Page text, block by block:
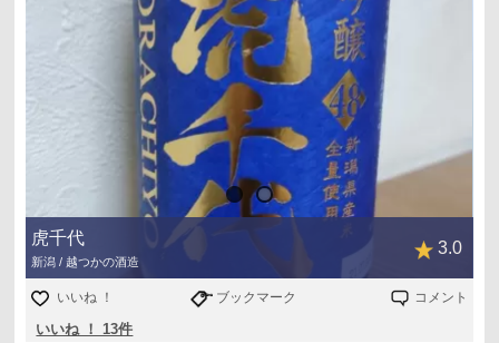
虎千代
新潟 / 越つかの酒造
3.0
いいね ！ ブックマーク コメント
いいね ！ 13件